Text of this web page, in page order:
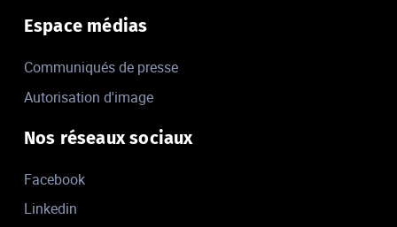
Espace médias
Communiqués de presse
Autorisation d'image
Nos réseaux sociaux
Facebook
Linkedin